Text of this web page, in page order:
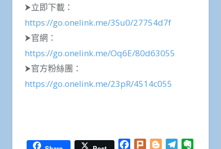
⮞立即下載：
https://go.onelink.me/3Su0/27754d7f
⮞官網：
https://go.onelink.me/Oq6E/80d63055
⮞官方粉絲團：
https://go.onelink.me/23pR/4514c055
享 Facebook
Plurk BloggerTelegram